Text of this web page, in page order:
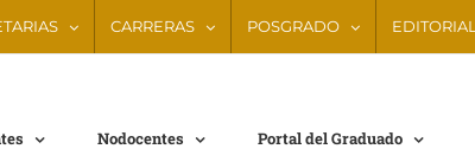
CARRERAS POSGRADO EDITORIAL
Nodocentes Portal del Graduado